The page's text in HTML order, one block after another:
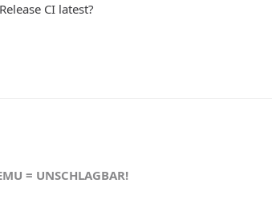
CI latest?
= UNSCHLAGBAR!